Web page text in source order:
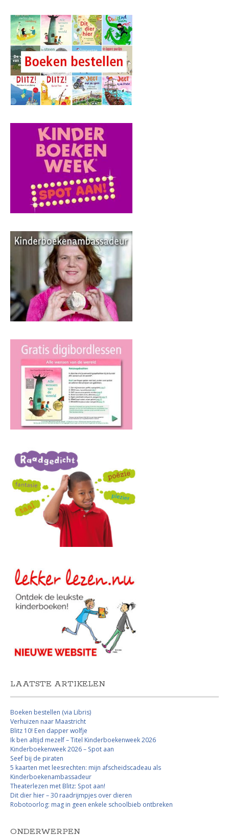
LAATSTE ARTIKELEN
Boeken bestellen (via Libris)
Verhuizen naar Maastricht
Blitz 10! Een dapper wolfje
Ik ben altijd mezelf – Titel Kinderboekenweek 2026
Kinderboekenweek 2026 – Spot aan
Seef bij de piraten
5 kaarten met leesrechten: mijn afscheidscadeau als
Kinderboekenambassadeur
Theaterlezen met Blitz: Spot aan!
Dit dier hier – 30 raadrijmpjes over dieren
Robotoorlog: mag in geen enkele schoolbieb ontbreken
ONDERWERPEN